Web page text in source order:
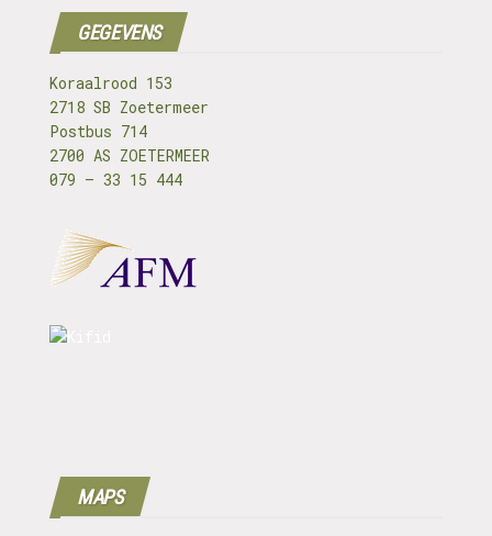
GEGEVENS
Koraalrood 153
2718 SB Zoetermeer
Postbus 714
2700 AS ZOETERMEER
079 – 33 15 444
MAPS